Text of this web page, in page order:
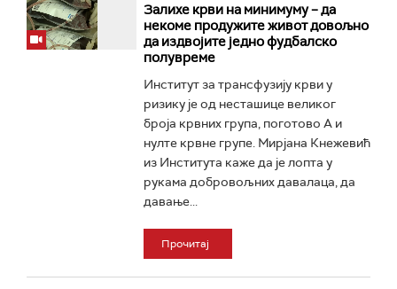
Залихе крви на минимуму – да
некоме продужите живот довољно
да издвојите једно фудбалско
полувреме
Институт за трансфузију крви у
ризику је од несташице великог
броја крвних група, поготово А и
нулте крвне групе. Мирјана Кнежевић
из Института каже да је лопта у
рукама добровољних давалаца, да
давање...
Прочитај